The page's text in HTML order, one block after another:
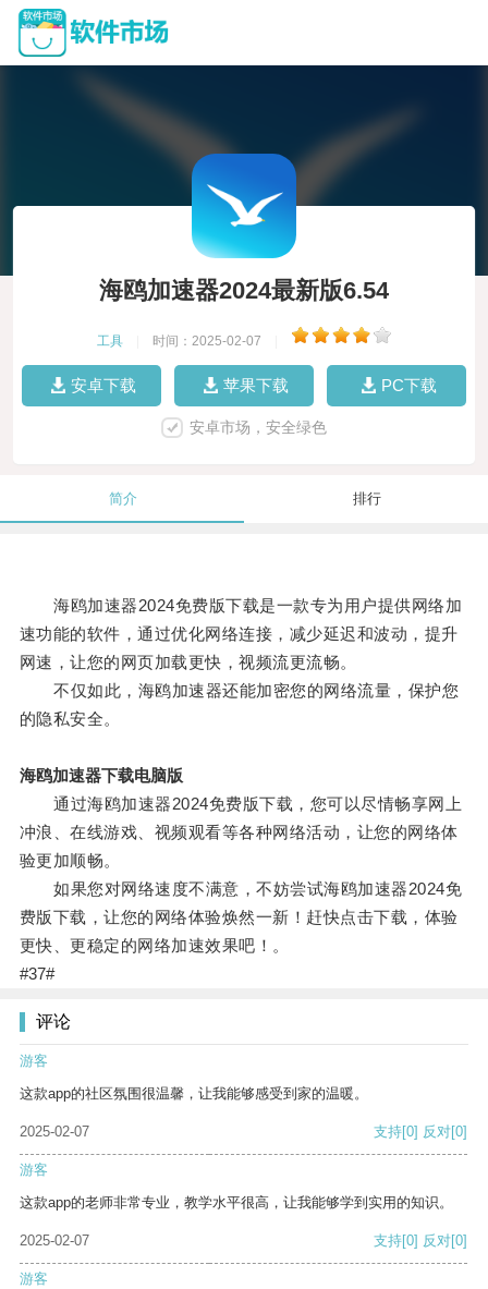
海鸥加速器2024最新版6.54
工具 时间：2025-02-07
安卓下载 苹果下载 PC下载
安卓市场，安全绿色
简介 排行
海鸥加速器2024免费版下载是一款专为用户提供网络加
速功能的软件，通过优化网络连接，减少延迟和波动，提升
网速，让您的网页加载更快，视频流更流畅。
不仅如此，海鸥加速器还能加密您的网络流量，保护您
的隐私安全。
海鸥加速器下载电脑版
通过海鸥加速器2024免费版下载，您可以尽情畅享网上
冲浪、在线游戏、视频观看等各种网络活动，让您的网络体
验更加顺畅。
如果您对网络速度不满意，不妨尝试海鸥加速器2024免
费版下载，让您的网络体验焕然一新！赶快点击下载，体验
更快、更稳定的网络加速效果吧！。
#37#
评论
游客
这款app的社区氛围很温馨，让我能够感受到家的温暖。
2025-02-07 支持[0] 反对[0]
游客
这款app的老师非常专业，教学水平很高，让我能够学到实用的知识。
2025-02-07 支持[0] 反对[0]
游客